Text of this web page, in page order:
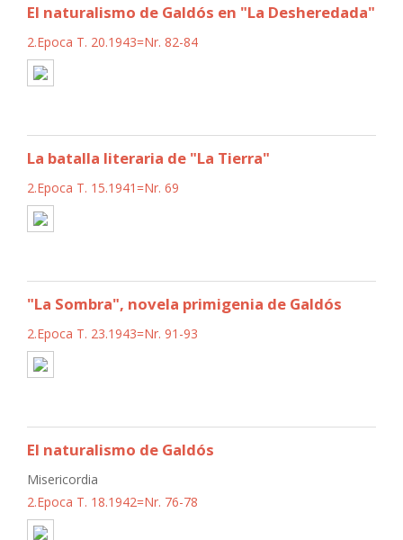
El naturalismo de Galdós en "La Desheredada"
2.Epoca T. 20.1943=Nr. 82-84
La batalla literaria de "La Tierra"
2.Epoca T. 15.1941=Nr. 69
"La Sombra", novela primigenia de Galdós
2.Epoca T. 23.1943=Nr. 91-93
El naturalismo de Galdós
Misericordia
2.Epoca T. 18.1942=Nr. 76-78